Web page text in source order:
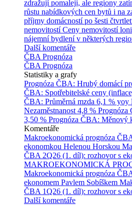
zdražují pomaleji, ale regiony
růstu nabídkových cen bytů i na
příjmy domácností po šesti
nemovitostí Ceny nemovitostí
nájemní bydlení v některých
Další komentáře
ČBA Prognóza
ČBA Prognóza
Statistiky a grafy
Prognóza ČBA: Hrubý domácí
ČBA: Spotřebitelské ceny
ČBA: Průměrná mzda 6,1 % yoy
Nezaměstnanost 4,8 % Prognóza
3,50 % Prognóza ČBA: Měnový
Komentáře
Makroekonomická prognóza
ekonomkou Helenou Horskou
ČBA 2Q26 (1. díl): rozhovor s
MAKROEKONOMICKÁ
Makroekonomická prognóza
ekonomem Pavlem Sobíškem
ČBA 1Q26 (1. díl): rozhovor s
Další komentáře